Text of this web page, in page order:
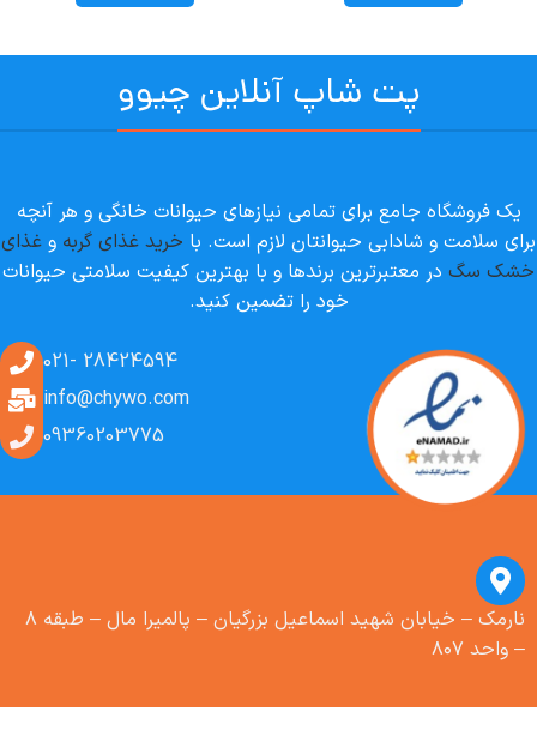
پت شاپ آنلاین چیوو
یک فروشگاه جامع برای تمامی نیازهای حیوانات خانگی و هر آنچه
برای سلامت و شادابی حیوانتان لازم است. با خرید غذای گربه و غذای
خشک سگ در معتبرترین برندها و با بهترین کیفیت سلامتی حیوانات
خود را تضمین کنید.
28424594 -021
info@chywo.com
09360203775
نارمک – خیابان شهید اسماعیل بزرگیان – پالمیرا مال – طبقه ۸
– واحد ۸۰۷ بستنی